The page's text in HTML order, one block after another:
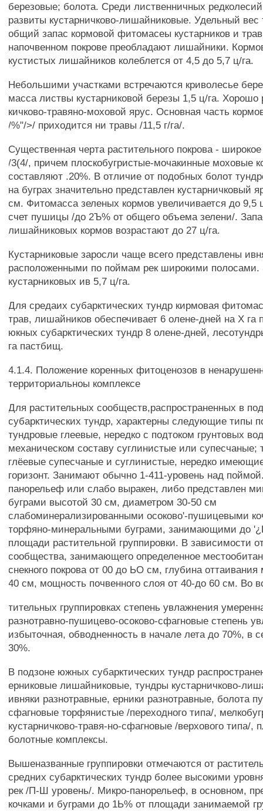
березовые; болота. Среди лиственничных
развиты кустарничково-лишайниковые. Удельный вес
общий запас кормовой фитомасеы кустарников и
напочвенном покрове преобладают лишайники.
кустистых лишайников колеблется от 4,5 до 5,7 ц/га.
Небольшими участками встречаются криволесье
масса листвы кустарниковой березы 1,5 ц/га. Хорошо
кичково-травяно-моховой ярус. Основная часть
/%"/>/ приходится ни травы /11,5 г/га/.
Существенная черта растительного покрова -
/3(4/, причем плоскобугристые-мочакинные моховые
составляют .20%. В отличие от подобных болот
на буграх значительно представлен кустарничковый
см. Фитомасса зеленых кормов увеличивается до 9,5
счет пушицы /до 2Ъ% от общего объема зелени/.
лишайниковых кормов возрастают до 27 ц/га.
Кустарниковые заросли чаще всего представлены
расположенными по поймам рек широкими
кустарниковых ив 5,7 ц/га.
Для средаих субарктических тундр кирмовая
трав, лишайников обеспечивает 6 олене-дней на X га
юкных субарктических тундр 8 олене-дней,
га пастбищ.
4.1.4. Положение коренных фитоценозов в
территориальноы комплексе
Для растительных сообществ,распространенных в
субарктических тундр, характерны следующие типы
тундровые глеевые, нередко с подтоком грунтовых
механическом составу суглинистые или супесчаные;
глёевые супесчаные и суглинистые, нередко
горизонт. Занимают обычно 1-411-уровень над
панорельеф или слабо выракен, либо представлен
буграми высотой 30 см, диаметром 30-50 см
слабоминерализированными осоково'-пушицевыми
торфяно-минеральными буграми, занимающими до
площади растительной группировки. В зависимости
сообщества, занимающего определенное
снекного покрова от 00 до ЬО см, глубина
40 см, мощность почвенного слоя от 40-до 60 см. Во
тительных группировках степень увлажнения
разнотравно-пушицево-осоково-сфагновые степень
избыточная, обводненность в начале лета до 70%, в
30%.
В подзоне южных субарктических тундр
ерниковые лишайниковые, тундры кустарничково-
ивняки разнотравные, ерники разнотравные, болота
сфагновые торфянистые /переходного типа/,
кустарничково-травя-но-сфагновые /верхового типа/,
болотные комплексы.
Вышеназванные группировки отмечаются от
средних субарктических тундр более высокими
рек /П-Ш уровень/. Микро-панорельеф, в основном,
кочками и буграми до 1Ь% от площади занимаемой